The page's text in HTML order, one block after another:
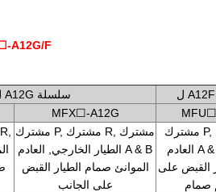
A12G/F
ل A12G سلسلة
MFX☐-A12G
مشترك P, مشترك R, مشترك
الطيار الخارجي, العادم A & B
الموانئ صمام الطيار القبض
على الجانب
مشترك P, مشترك R,
العادم A & B الموانئ
القبض على
صمام